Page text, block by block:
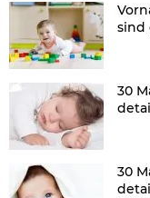
sind
30
30